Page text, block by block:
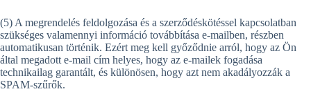
(5) A megrendelés feldolgozása és a szerződéskötéssel kapcsolatban
szükséges valamennyi információ továbbítása e-mailben, részben
automatikusan történik. Ezért meg kell győződnie arról, hogy az Ön
által megadott e-mail cím helyes, hogy az e-mailek fogadása
technikailag garantált, és különösen, hogy azt nem akadályozzák a
SPAM-szűrők.